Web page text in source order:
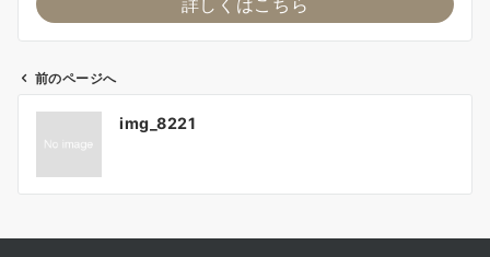
詳しくはこちら
ビ
ー
前のページへ
img_8221